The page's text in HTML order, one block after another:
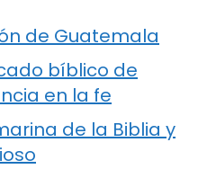
de Guatemala
bíblico de
en la fe
de la Biblia y